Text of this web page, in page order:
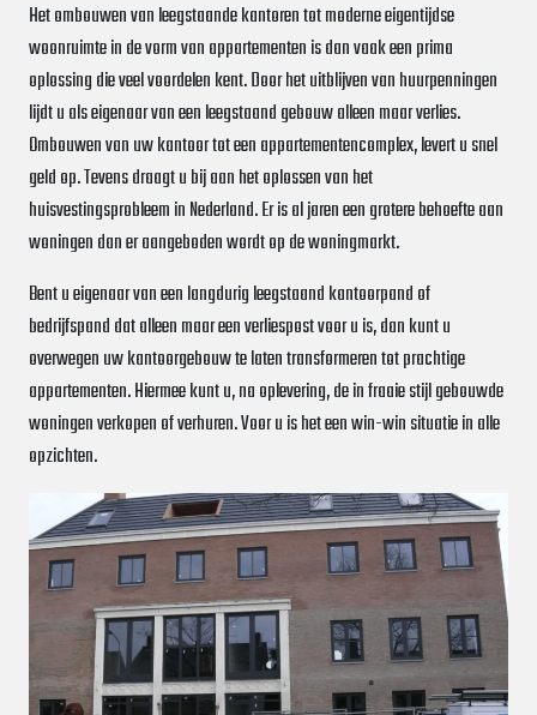
Het ombouwen van leegstaande kantoren tot moderne eigentijdse
woonruimte in de vorm van appartementen is dan vaak een prima
oplossing die veel voordelen kent. Door het uitblijven van huurpenningen
lijdt u als eigenaar van een leegstaand gebouw alleen maar verlies.
Ombouwen van uw kantoor tot een appartementencomplex, levert u snel
geld op. Tevens draagt u bij aan het oplossen van het
huisvestingsprobleem in Nederland. Er is al jaren een grotere behoefte aan
woningen dan er aangeboden wordt op de woningmarkt.
Bent u eigenaar van een langdurig leegstaand kantoorpand of
bedrijfspand dat alleen maar een verliespost voor u is, dan kunt u
overwegen uw kantoorgebouw te laten transformeren tot prachtige
appartementen. Hiermee kunt u, na oplevering, de in fraaie stijl gebouwde
woningen verkopen of verhuren. Voor u is het een win-win situatie in alle
opzichten.